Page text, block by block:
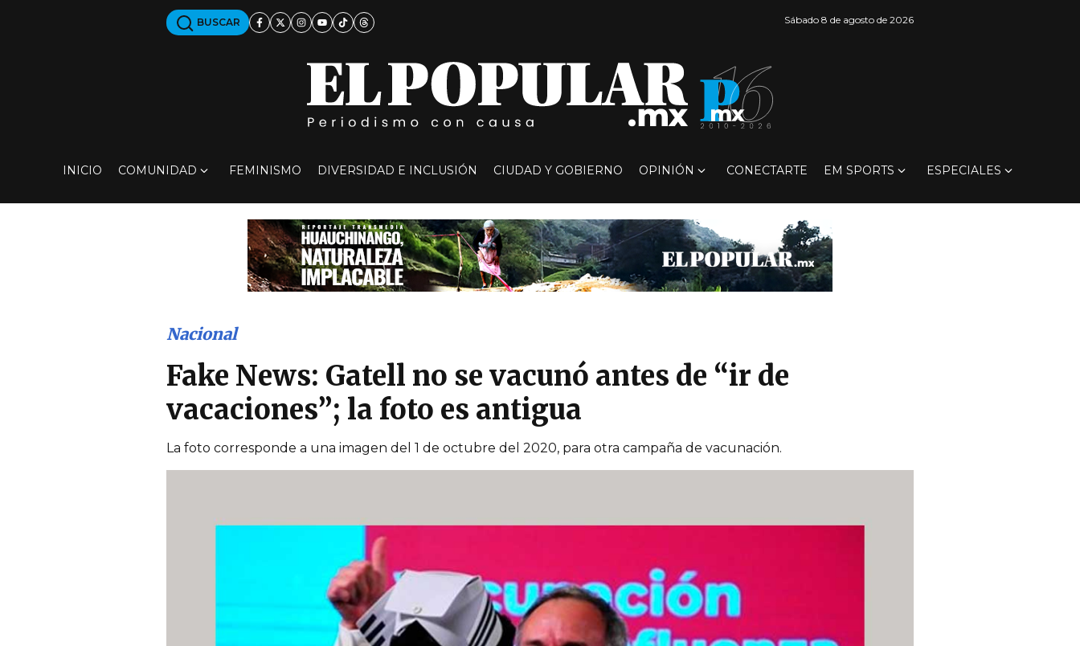
BUSCAR Sábado 8 de agosto de 2026
INICIO COMUNIDAD FEMINISMO DIVERSIDAD E INCLUSIÓN CIUDAD Y GOBIERNO OPINIÓN CONECTARTE EM SPORTS ESPECIALES
Nacional
Fake News: Gatell no se vacunó antes de “ir de
vacaciones”; la foto es antigua
La foto corresponde a una imagen del 1 de octubre del 2020, para otra campaña de vacunación.